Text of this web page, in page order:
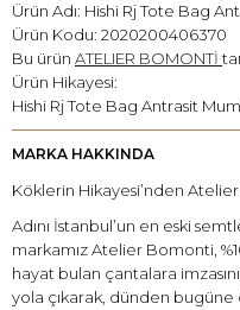
Ürün Adı: Hishi Rj Tote Bag
Ürün Kodu: 2020200406370
Bu ürün ATELIER BOMONTİ
Ürün Hikayesi:
Hishi Rj Tote Bag Antrasit
MARKA HAKKINDA
Köklerin Hikayesi’nden
Adını İstanbul’un en eski
markamız Atelier Bomonti,
hayat bulan çantalara
yola çıkarak, dünden bugüne